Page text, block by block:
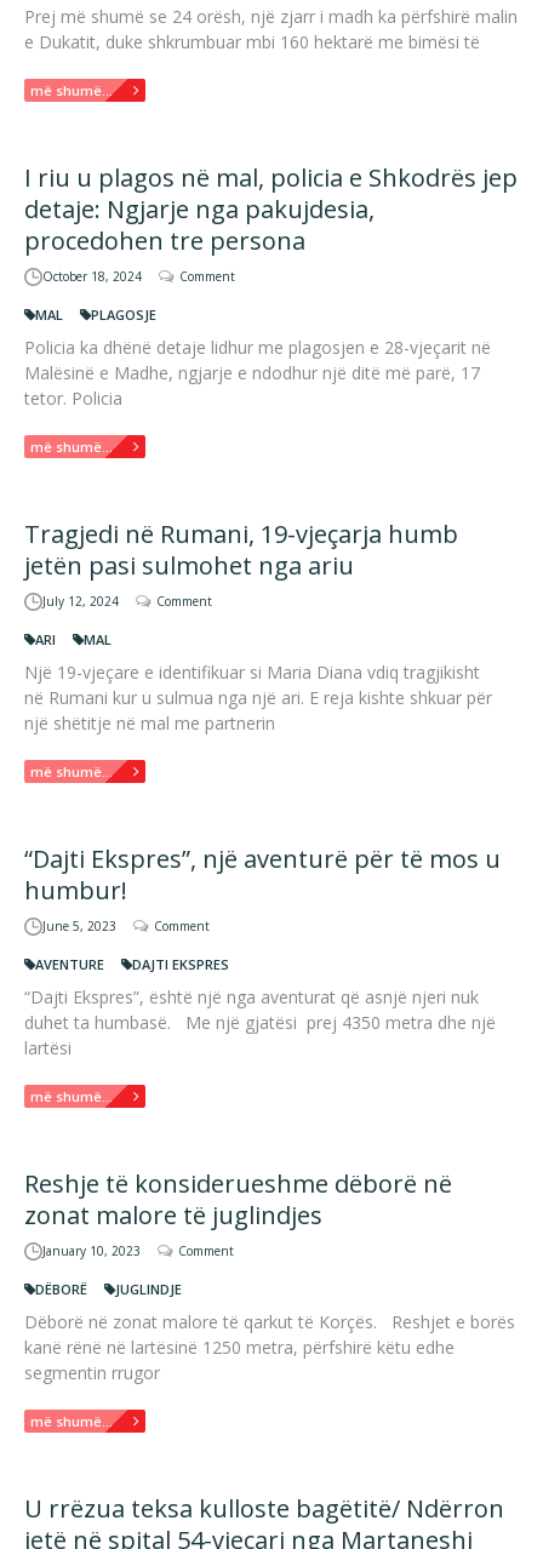
Prej më shumë se 24 orësh, një zjarr i madh ka përfshirë malin
e Dukatit, duke shkrumbuar mbi 160 hektarë me bimësi të
më shumë...
I riu u plagos në mal, policia e Shkodrës jep
detaje: Ngjarje nga pakujdesia,
procedohen tre persona
October 18, 2024 Comment
MAL PLAGOSJE
Policia ka dhënë detaje lidhur me plagosjen e 28-vjeçarit në
Malësinë e Madhe, ngjarje e ndodhur një ditë më parë, 17
tetor. Policia
më shumë...
Tragjedi në Rumani, 19-vjeçarja humb
jetën pasi sulmohet nga ariu
July 12, 2024 Comment
ARI MAL
Një 19-vjeçare e identifikuar si Maria Diana vdiq tragjikisht
në Rumani kur u sulmua nga një ari. E reja kishte shkuar për
një shëtitje në mal me partnerin
më shumë...
“Dajti Ekspres”, një aventurë për të mos u
humbur!
June 5, 2023 Comment
AVENTURE DAJTI EKSPRES
“Dajti Ekspres”, është një nga aventurat që asnjë njeri nuk
duhet ta humbasë. Me një gjatësi prej 4350 metra dhe një
lartësi
më shumë...
Reshje të konsiderueshme dëborë në
zonat malore të juglindjes
January 10, 2023 Comment
DËBORË JUGLINDJE
Dëborë në zonat malore të qarkut të Korçës. Reshjet e borës
kanë rënë në lartësinë 1250 metra, përfshirë këtu edhe
segmentin rrugor
më shumë...
U rrëzua teksa kulloste bagëtitë/ Ndërron
jetë në spital 54-vjeçari nga Martaneshi